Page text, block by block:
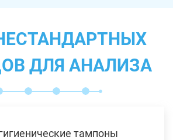
ДЛЯ АНАЛИЗА
тампоны